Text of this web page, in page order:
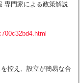
門家による政策解説
控え、設立が簡易な合